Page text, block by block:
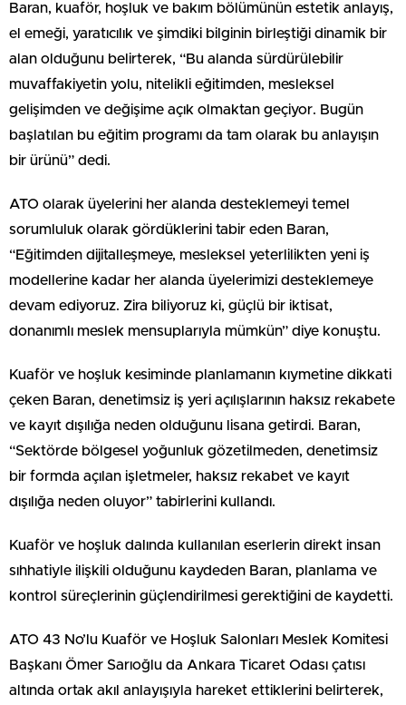
Baran, kuaför, hoşluk ve bakım bölümünün estetik anlayış,
el emeği, yaratıcılık ve şimdiki bilginin birleştiği dinamik bir
alan olduğunu belirterek, “Bu alanda sürdürülebilir
muvaffakiyetin yolu, nitelikli eğitimden, mesleksel
gelişimden ve değişime açık olmaktan geçiyor. Bugün
başlatılan bu eğitim programı da tam olarak bu anlayışın
bir ürünü” dedi.
ATO olarak üyelerini her alanda desteklemeyi temel
sorumluluk olarak gördüklerini tabir eden Baran,
“Eğitimden dijitalleşmeye, mesleksel yeterlilikten yeni iş
modellerine kadar her alanda üyelerimizi desteklemeye
devam ediyoruz. Zira biliyoruz ki, güçlü bir iktisat,
donanımlı meslek mensuplarıyla mümkün” diye konuştu.
Kuaför ve hoşluk kesiminde planlamanın kıymetine dikkati
çeken Baran, denetimsiz iş yeri açılışlarının haksız rekabete
ve kayıt dışılığa neden olduğunu lisana getirdi. Baran,
“Sektörde bölgesel yoğunluk gözetilmeden, denetimsiz
bir formda açılan işletmeler, haksız rekabet ve kayıt
dışılığa neden oluyor” tabirlerini kullandı.
Kuaför ve hoşluk dalında kullanılan eserlerin direkt insan
sıhhatiyle ilişkili olduğunu kaydeden Baran, planlama ve
kontrol süreçlerinin güçlendirilmesi gerektiğini de kaydetti.
ATO 43 No’lu Kuaför ve Hoşluk Salonları Meslek Komitesi
Başkanı Ömer Sarıoğlu da Ankara Ticaret Odası çatısı
altında ortak akıl anlayışıyla hareket ettiklerini belirterek,